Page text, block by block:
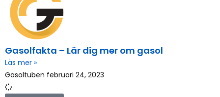
Gasolfakta – Lär dig mer om gasol
Läs mer »
Gasoltuben februari 24, 2023